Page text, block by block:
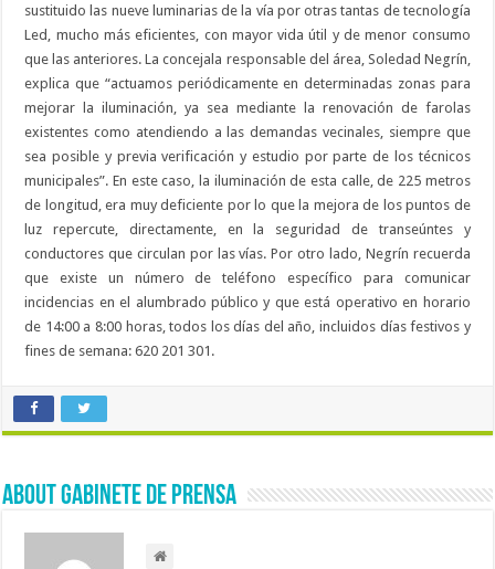
sustituido las nueve luminarias de la vía por otras tantas de tecnología
Led, mucho más eficientes, con mayor vida útil y de menor consumo
que las anteriores. La concejala responsable del área, Soledad Negrín,
explica que “actuamos periódicamente en determinadas zonas para
mejorar la iluminación, ya sea mediante la renovación de farolas
existentes como atendiendo a las demandas vecinales, siempre que
sea posible y previa verificación y estudio por parte de los técnicos
municipales”. En este caso, la iluminación de esta calle, de 225 metros
de longitud, era muy deficiente por lo que la mejora de los puntos de
luz repercute, directamente, en la seguridad de transeúntes y
conductores que circulan por las vías. Por otro lado, Negrín recuerda
que existe un número de teléfono específico para comunicar
incidencias en el alumbrado público y que está operativo en horario
de 14:00 a 8:00 horas, todos los días del año, incluidos días festivos y
fines de semana: 620 201 301.
About Gabinete de Prensa